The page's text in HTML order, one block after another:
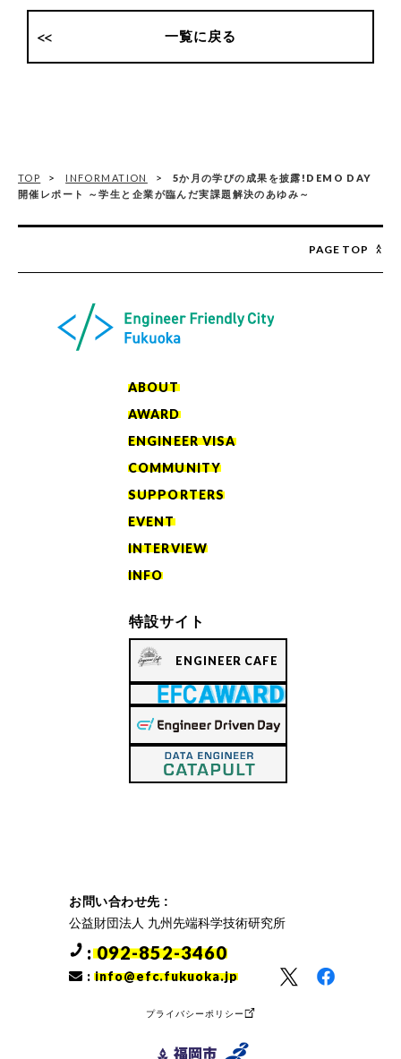
一覧に戻る
TOP INFORMATION
5か月の学びの成果を披露!DEMO DAY
開催レポート ～学生と企業が臨んだ実課題解決のあゆみ～
PAGE TOP
ABOUT
AWARD
ENGINEER VISA
COMMUNITY
SUPPORTERS
EVENT
INTERVIEW
INFO
お問い合わせ先 :
公益財団法人 九州先端科学技術研究所
: 092-852-3460
:info@efc.fukuoka.jp
プライバシーポリシー
特設サイト
ENGINEER CAFE